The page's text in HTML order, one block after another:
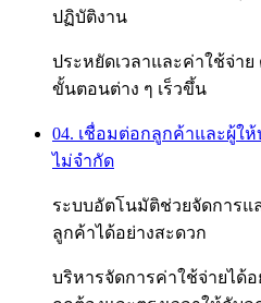
ปฏิบัติงาน
ประหยัดเวลาและค่าใช้จ่า
ขั้นตอนต่าง ๆ เร็วขึ้น
04. เชื่อมต่อกลูกค้าและผู้ใ
ไม่จำกัด
ระบบอัตโนมัติช่วยจัดการแ
ลูกค้าได้อย่างสะดวก
บริหารจัดการค่าใช้จ่ายได้